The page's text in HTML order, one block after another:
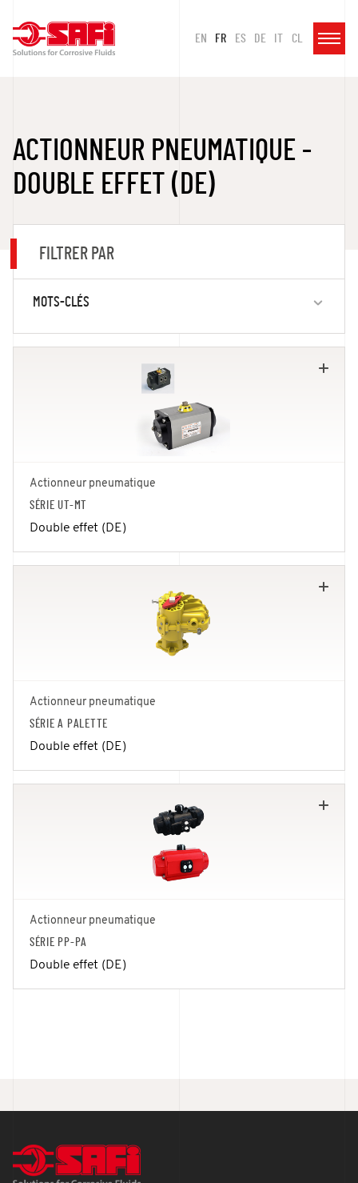
EN FR ES DE IT CL
ACTIONNEUR PNEUMATIQUE -
DOUBLE EFFET (DE)
FILTRER PAR
MOTS-CLÉS
Actionneur pneumatique
SÉRIE UT-MT
Double effet (DE)
Actionneur pneumatique
SÉRIE A PALETTE
Double effet (DE)
Actionneur pneumatique
SÉRIE PP-PA
Double effet (DE)